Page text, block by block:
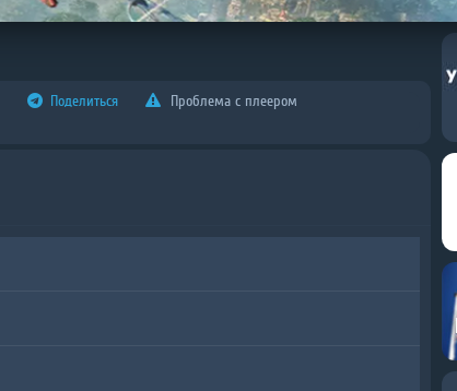
Поделиться
Проблема с плеером